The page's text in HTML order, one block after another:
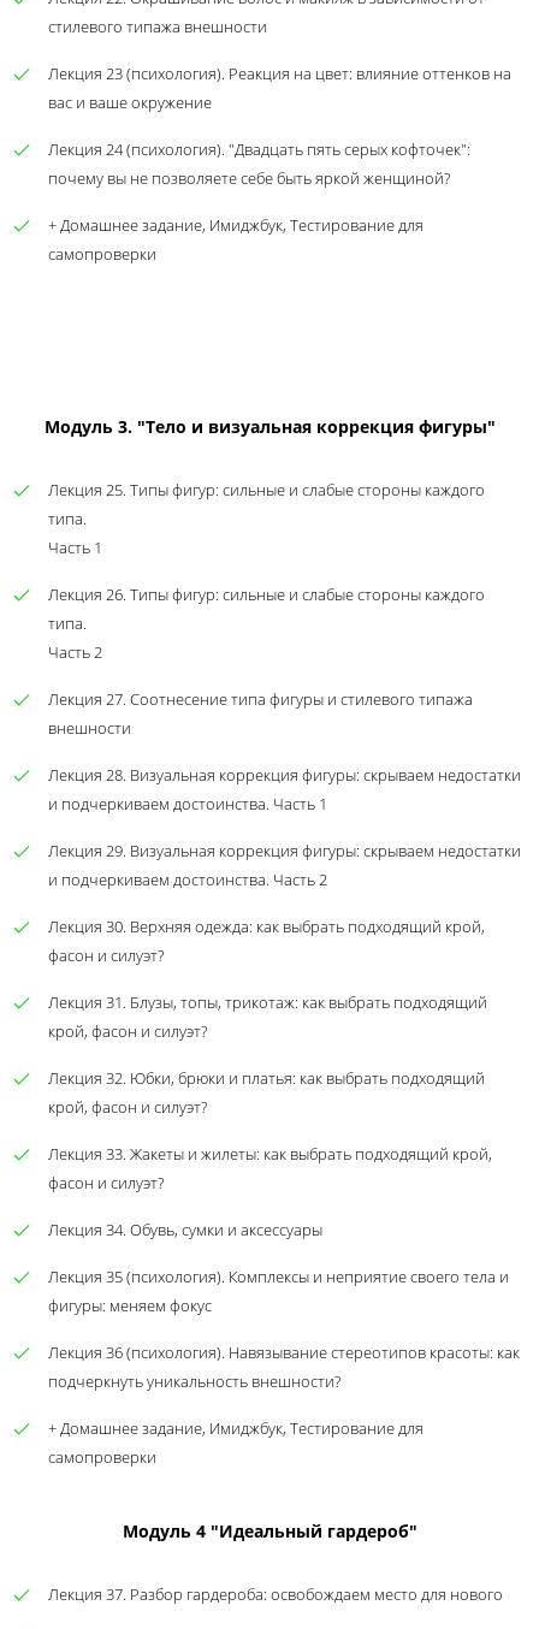
стилевого типажа внешности
Лекция 23 (психология). Реакция на цвет: влияние оттенков на
вас и ваше окружение
Лекция 24 (психология). "Двадцать пять серых кофточек":
почему вы не позволяете себе быть яркой женщиной?
+ Домашнее задание, Имиджбук, Тестирование для
самопроверки
Модуль 3. "Тело и визуальная коррекция фигуры"
Лекция 25. Типы фигур: сильные и слабые стороны каждого
типа.
Часть 1
Лекция 26. Типы фигур: сильные и слабые стороны каждого
типа.
Часть 2
Лекция 27. Соотнесение типа фигуры и стилевого типажа
внешности
Лекция 28. Визуальная коррекция фигуры: скрываем недостатки
и подчеркиваем достоинства. Часть 1
Лекция 29. Визуальная коррекция фигуры: скрываем недостатки
и подчеркиваем достоинства. Часть 2
Лекция 30. Верхняя одежда: как выбрать подходящий крой,
фасон и силуэт?
Лекция 31. Блузы, топы, трикотаж: как выбрать подходящий
крой, фасон и силуэт?
Лекция 32. Юбки, брюки и платья: как выбрать подходящий
крой, фасон и силуэт?
Лекция 33. Жакеты и жилеты: как выбрать подходящий крой,
фасон и силуэт?
Лекция 34. Обувь, сумки и аксессуары
Лекция 35 (психология). Комплексы и неприятие своего тела и
фигуры: меняем фокус
Лекция 36 (психология). Навязывание стереотипов красоты: как
подчеркнуть уникальность внешности?
+ Домашнее задание, Имиджбук, Тестирование для
самопроверки
Модуль 4 "Идеальный гардероб"
Лекция 37. Разбор гардероба: освобождаем место для нового